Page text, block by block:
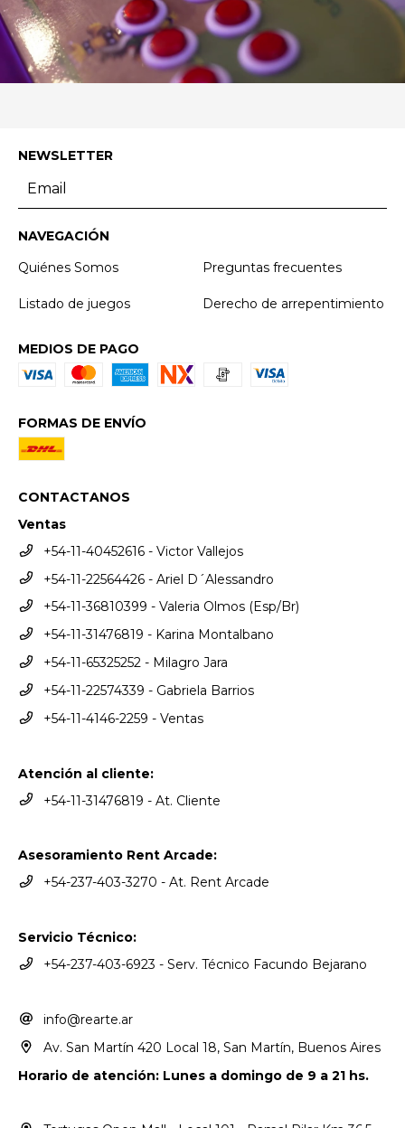
NEWSLETTER
NAVEGACIÓN
Quiénes Somos
Preguntas frecuentes
Listado de juegos Derecho de arrepentimiento
MEDIOS DE PAGO
FORMAS DE ENVÍO
CONTACTANOS
Ventas
+54-11-40452616 - Victor Vallejos
+54-11-22564426 - Ariel D´Alessandro
+54-11-36810399 - Valeria Olmos (Esp/Br)
+54-11-31476819 - Karina Montalbano
+54-11-65325252 - Milagro Jara
+54-11-22574339 - Gabriela Barrios
+54-11-4146-2259 - Ventas
Atención al cliente:
+54-11-31476819 - At. Cliente
Asesoramiento Rent Arcade:
+54-237-403-3270 - At. Rent Arcade
Servicio Técnico:
+54-237-403-6923 - Serv. Técnico Facundo Bejarano
info@rearte.ar
Av. San Martín 420 Local 18, San Martín, Buenos Aires
Horario de atención: Lunes a domingo de 9 a 21 hs.